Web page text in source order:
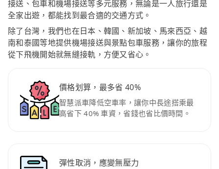
接送、包車和機場接送等多元服務，無論是一人旅行還是
全家出遊，都能找到最合適的交通方式。
除了台灣，我們也在日本、韓國、新加坡、馬來西亞、越
南和泰國等地提供機場接送與景點包車服務，讓你的旅程
從下飛機開始就無縫接軌，方便又省心。
價格划算，最多省 40%
智慧派車降低空車率，讓你中長途搭乘最
高省下 40% 車資，省錢也省比價時間。
彈性取消，應變無壓力